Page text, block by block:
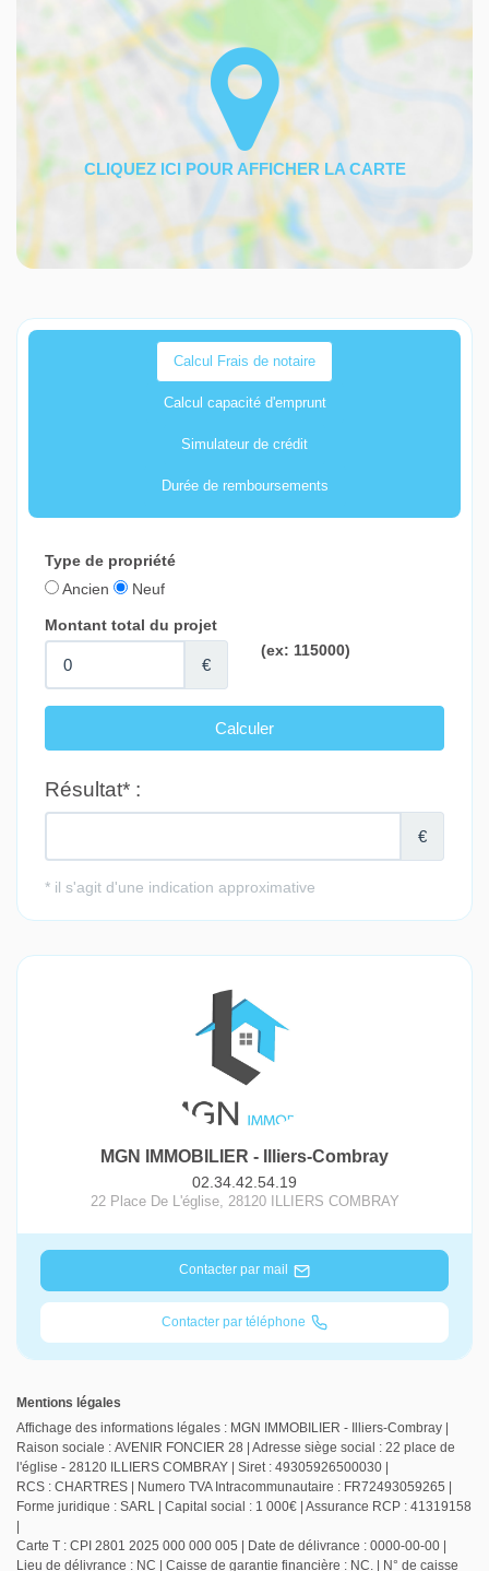
Calcul Frais de notaire
Calcul capacité d'emprunt
Simulateur de crédit
Durée de remboursements
MGN IMMOBILIER - Illiers-Combray
02.34.42.54.19
22 Place De L'église, 28120 ILLIERS COMBRAY
Contacter par mail
Contacter par téléphone
Mentions légales
Affichage des informations légales : MGN IMMOBILIER - Illiers-Combray |
Raison sociale : AVENIR FONCIER 28 | Adresse siège social : 22 place de
l'église - 28120 ILLIERS COMBRAY | Siret : 49305926500030 |
RCS : CHARTRES | Numero TVA Intracommunautaire : FR72493059265 |
Forme juridique : SARL | Capital social : 1 000€ | Assurance RCP : 41319158
|
Carte T : CPI 2801 2025 000 000 005 | Date de délivrance : 0000-00-00 |
Lieu de délivrance : NC | Caisse de garantie financière : NC. | N° de caisse